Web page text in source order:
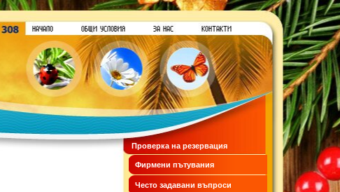
Проверка на резервация
Фирмени пътувания
Често задавани въпроси